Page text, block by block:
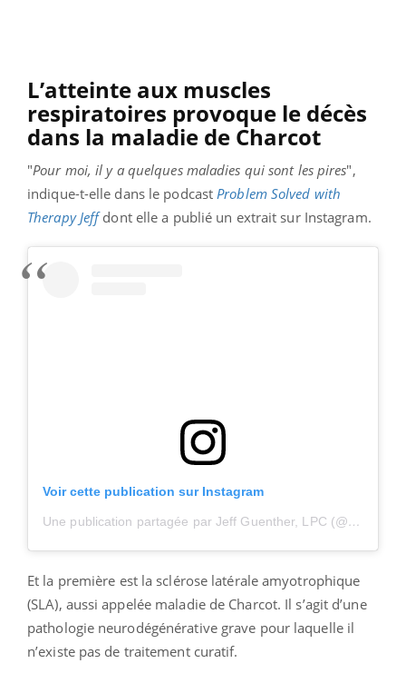
L’atteinte aux muscles
respiratoires provoque le décès
dans la maladie de Charcot
"Pour moi, il y a quelques maladies qui sont les pires",
indique-t-elle dans le podcast Problem Solved with
Therapy Jeffdont elle a publié un extrait sur Instagram.
Voir cette publication sur Instagram
Une publication partagée par Jeff Guenther, LPC (@therapyjeff)
Et la première est la sclérose latérale amyotrophique
(SLA), aussi appelée maladie de Charcot. Il s’agit d’une
pathologie neurodégénérative grave pour laquelle il
n’existe pas de traitement curatif.